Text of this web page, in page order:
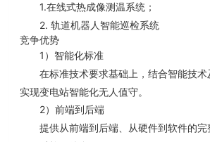
1.在线式热成像测温系统；
2.轨道机器人智能巡检系统
竞争优势
1 ）智能化标准
在标准技术要求基础上，结合智能技术
实现变电站智能化无人值守。
2）前端到后端
提供从前端到后端、从硬件到软件的完